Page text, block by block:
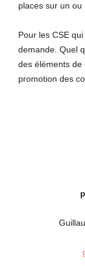
places sur un ou
Pour les CSE
demande. Quel
des éléments de
promotion des